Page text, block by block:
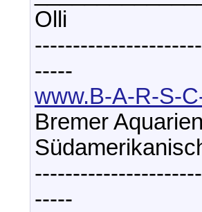
Olli
-----
www.B-A-R-S-
Bremer
-----